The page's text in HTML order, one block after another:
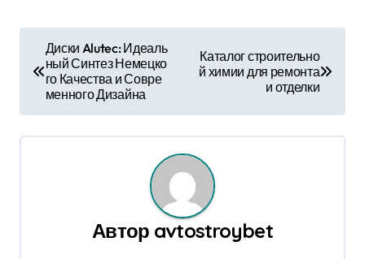
в
и
Диски Alutec: Идеаль
ный Синтез Немецко
го Качества и Совре
менного Дизайна
Каталог строительно
й химии для ремонта
и отделки
Автор avtostroybet